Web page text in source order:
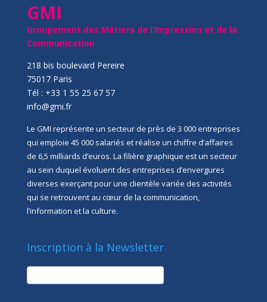
GMI
Groupement des Métiers de l’Impression et de la
Communication
218 bis boulevard Pereire
75017 Paris
Tél : +33 1 55 25 67 57
info@gmi.fr
Le GMI représente un secteur de près de 3 000 entreprises
qui emploie 45 000 salariés et réalise un chiffre d’affaires
de 6,5 milliards d’euros. La filière graphique est un secteur
au sein duquel évoluent des entreprises d’envergures
diverses exerçant pour une clientèle variée des activités
qui se retrouvent au cœur de la communication,
l’information et la culture.
Inscription à la Newsletter
newsletter